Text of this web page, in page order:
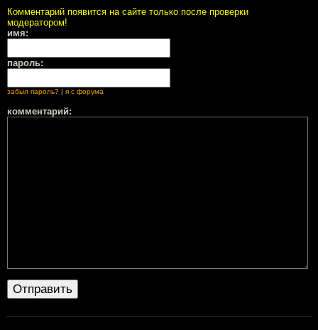
Комментарий появится на сайте только после проверки
модератором!
имя:
пароль:
забыл пароль? | я с форума
комментарий: